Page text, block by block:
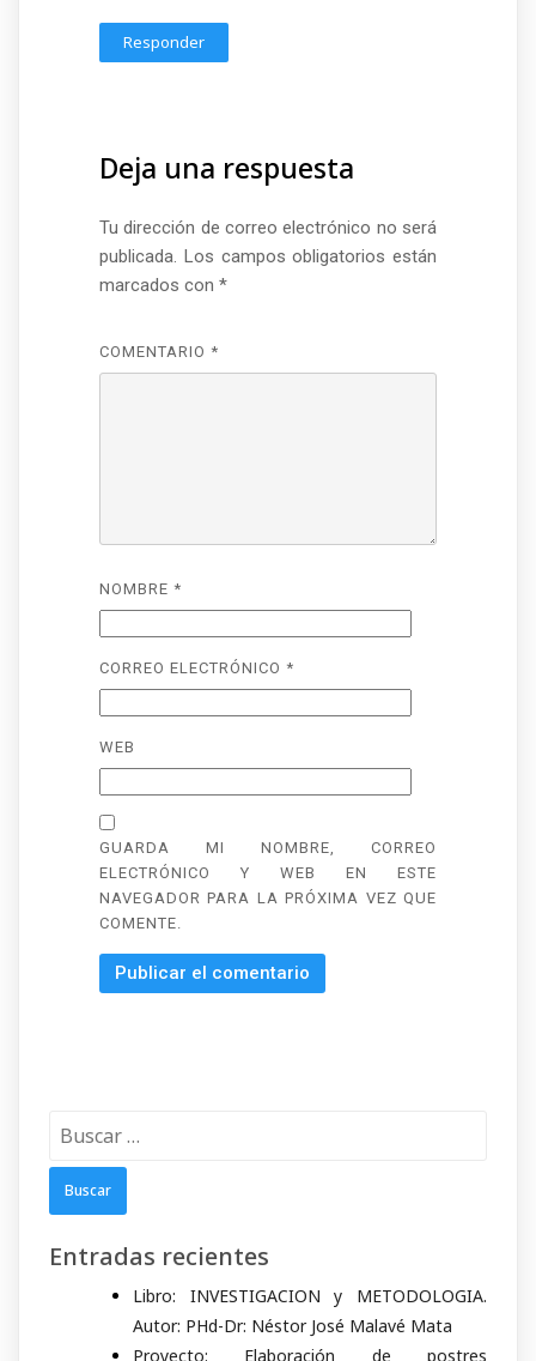
Responder
Deja una respuesta
Tu dirección de correo electrónico no será
publicada. Los campos obligatorios están
marcados con *
COMENTARIO *
NOMBRE *
CORREO ELECTRÓNICO *
WEB
GUARDA MI NOMBRE, CORREO
ELECTRÓNICO Y WEB EN ESTE
NAVEGADOR PARA LA PRÓXIMA VEZ QUE
COMENTE.
Entradas recientes
Libro: INVESTIGACION y METODOLOGIA.
Autor: PHd-Dr: Néstor José Malavé Mata
Proyecto: Elaboración de postres